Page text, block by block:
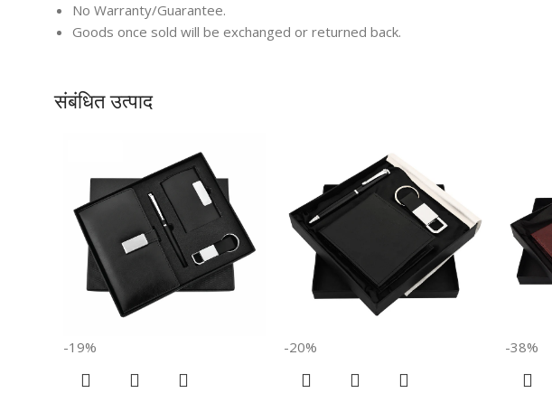
No Warranty/Guarantee.
Goods once sold will be exchanged or returned back.
संबंधित उत्पाद
-19% -20% -38%